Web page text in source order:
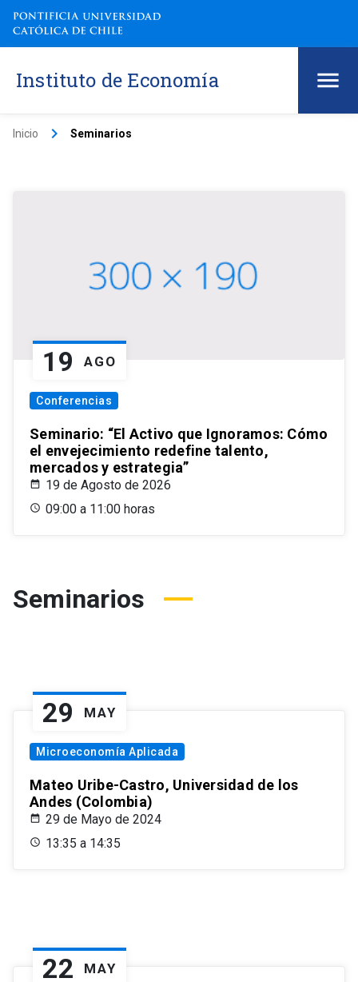
Instituto de Economía
Inicio keyboard_arrow_right Seminarios
19 AGO
Conferencias
Seminario: “El Activo que Ignoramos: Cómo
el envejecimiento redefine talento,
mercados y estrategia”
19 de Agosto de 2026
09:00 a 11:00 horas
Seminarios
29 MAY
Microeconomía Aplicada
Mateo Uribe-Castro, Universidad de los
Andes (Colombia)
29 de Mayo de 2024
13:35 a 14:35
22 MAY